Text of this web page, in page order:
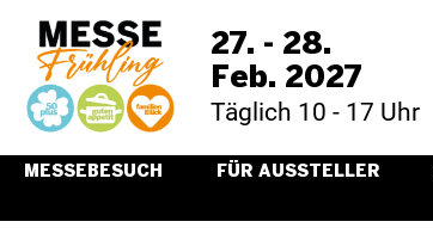
27. - 28.
Feb. 2027
Täglich 10 - 17 Uhr
MESSEBESUCH FÜR AUSSTELLER